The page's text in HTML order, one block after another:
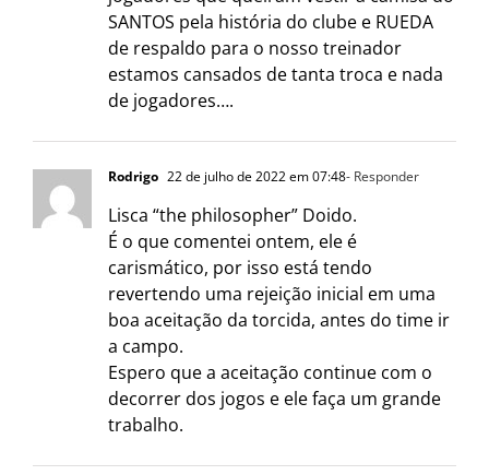
SANTOS pela história do clube e RUEDA
de respaldo para o nosso treinador
estamos cansados de tanta troca e nada
de jogadores….
Rodrigo 22 de julho de 2022 em 07:48- Responder
Lisca “the philosopher” Doido.
É o que comentei ontem, ele é
carismático, por isso está tendo
revertendo uma rejeição inicial em uma
boa aceitação da torcida, antes do time ir
a campo.
Espero que a aceitação continue com o
decorrer dos jogos e ele faça um grande
trabalho.